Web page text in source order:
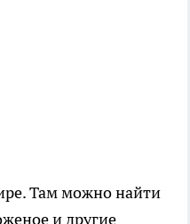
Там можно найти
и другие